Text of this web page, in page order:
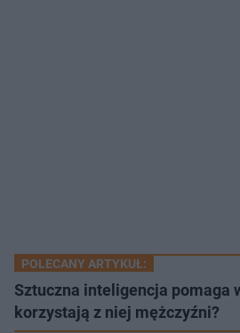
POLECANY ARTYKUŁ:
Sztuczna inteligencja pomaga
korzystają z niej mężczyźni?